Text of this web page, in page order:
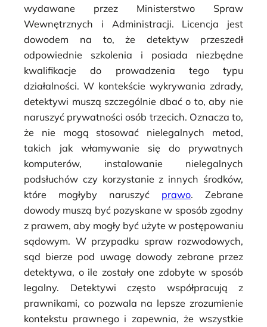
wydawane przez Ministerstwo Spraw
Wewnętrznych i Administracji. Licencja jest
dowodem na to, że detektyw przeszedł
odpowiednie szkolenia i posiada niezbędne
kwalifikacje do prowadzenia tego typu
działalności. W kontekście wykrywania zdrady,
detektywi muszą szczególnie dbać o to, aby nie
naruszyć prywatności osób trzecich. Oznacza to,
że nie mogą stosować nielegalnych metod,
takich jak włamywanie się do prywatnych
komputerów, instalowanie nielegalnych
podsłuchów czy korzystanie z innych środków,
które mogłyby naruszyć prawo. Zebrane
dowody muszą być pozyskane w sposób zgodny
z prawem, aby mogły być użyte w postępowaniu
sądowym. W przypadku spraw rozwodowych,
sąd bierze pod uwagę dowody zebrane przez
detektywa, o ile zostały one zdobyte w sposób
legalny. Detektywi często współpracują z
prawnikami, co pozwala na lepsze zrozumienie
kontekstu prawnego i zapewnia, że wszystkie